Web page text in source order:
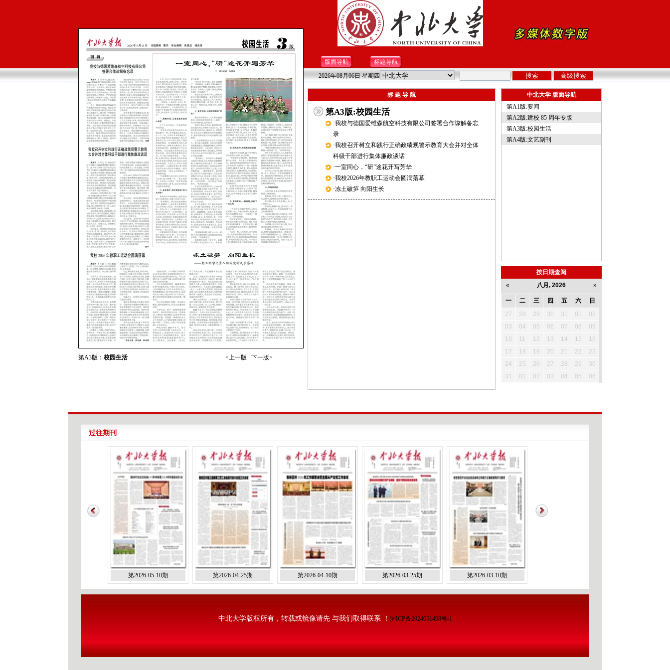
版面导航
标题导航
2026年08月06日 星期四
第A3版： 校园生活 <上一版 下一版>
标 题 导 航
第A3版:校园生活
·我校与德国爱维森航空科技有限公司签署合作谅解备忘
录
·我校召开树立和践行正确政绩观警示教育大会并对全体
科级干部进行集体廉政谈话
·一室同心，“研”途花开写芳华
·我校2026年教职工运动会圆满落幕
·冻土破笋 向阳生长
中北大学 版面导航
第A1版:要闻
第A2版:建校 85 周年专版
第A3版:校园生活
第A4版:文艺副刊
按日期查阅
过往期刊
第2026-05-10期 第2026-04-25期 第2026-04-10期 第2026-03-25期 第2026-03-10期
中北大学版权所有，转载或镜像请先 与我们取得联系 ！ 沪ICP备2024051498号-1